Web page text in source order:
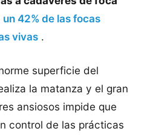
un 42% de las focas
vivas.
superficie del
la matanza y el gran
ansiosos impide que
control de las prácticas